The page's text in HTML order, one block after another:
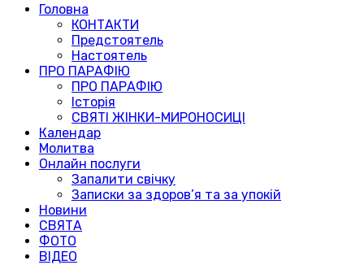
Головна
КОНТАКТИ
Предстоятель
Настоятель
ПРО ПАРАФІЮ
ПРО ПАРАФІЮ
Історія
СВЯТІ ЖІНКИ-МИРОНОСИЦІ
Календар
Молитва
Онлайн послуги
Запалити свічку
Записки за здоров’я та за упокій
Новини
СВЯТА
ФОТО
ВІДЕО